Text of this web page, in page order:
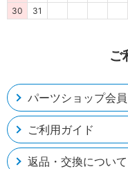
ご
パーツショップ会
ご利用ガイド
返品・交換について
30
31